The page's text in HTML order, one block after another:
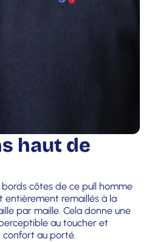
haut de
bords côtes de ce pull homme
entièrement remaillés à la
par maille. Cela donne une
au toucher et
confort au porté.